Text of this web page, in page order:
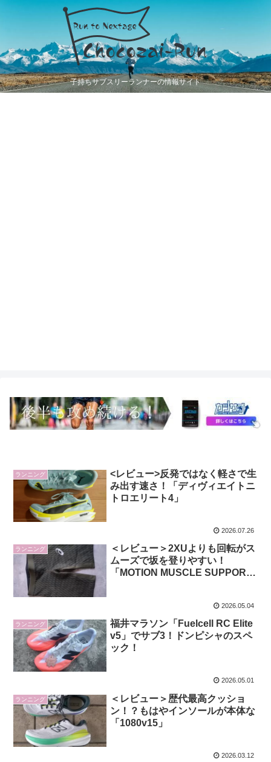
子持ちサブスリーランナーの情報サイト
ランニング
<レビュー>反発ではなく軽さで生
み出す速さ！「ディヴィエイトニ
トロエリート4」
2026.07.26
ランニング
＜レビュー＞2XUよりも回転がス
ムーズで坂を登りやすい！
「MOTION MUSCLE SUPPORT
2026.05.04
ランニング
福井マラソン「Fuelcell RC Elite
v5」でサブ3！ドンピシャのスペ
ック！
2026.05.01
ランニング
＜レビュー＞歴代最高クッショ
ン！？もはやインソールが本体な
「1080v15」
2026.03.12